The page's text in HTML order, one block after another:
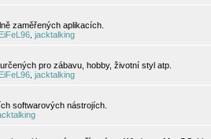
zaměřených aplikacích.
EiFeL96 jacktalking
pro zábavu, hobby, životní styl atp.
EiFeL96 jacktalking
softwarových nástrojích.